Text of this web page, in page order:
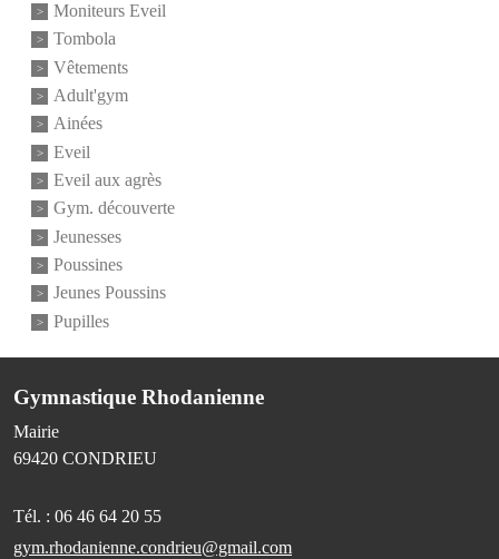
Moniteurs Eveil
Tombola
Vêtements
Adult'gym
Ainées
Eveil
Eveil aux agrès
Gym. découverte
Jeunesses
Poussines
Jeunes Poussins
Pupilles
Gymnastique Rhodanienne
Mairie
69420 CONDRIEU
Tél. : 06 46 64 20 55
gym.rhodanienne.condrieu@gmail.com